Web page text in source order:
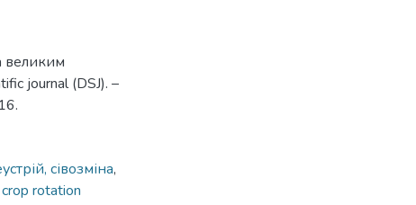
великим
journal (DSJ). –
сівозміна,
rotation